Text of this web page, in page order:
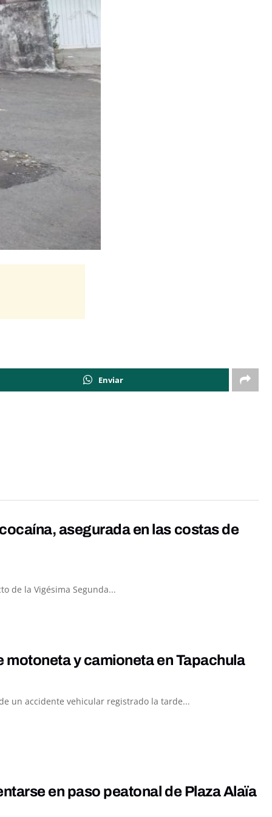
Enviar
asegurada en las costas de
de la Vigésima Segunda...
y camioneta en Tapachula
un accidente vehicular registrado la tarde...
en paso peatonal de Plaza Alaïa